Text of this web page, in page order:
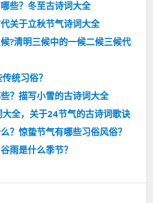
些？冬至古诗词大全
关于立秋节气诗词大全
?清明三候中的一候二候三候代
统习俗？
？描写小雪的古诗词大全
全，关于24节气的古诗词歌诀
？惊蛰节气有哪些习俗风俗？
雨是什么季节？